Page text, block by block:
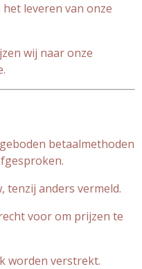
leveren van onze
wij naar onze
betaalmethoden
tenzij anders vermeld.
voor om prijzen te
worden verstrekt.